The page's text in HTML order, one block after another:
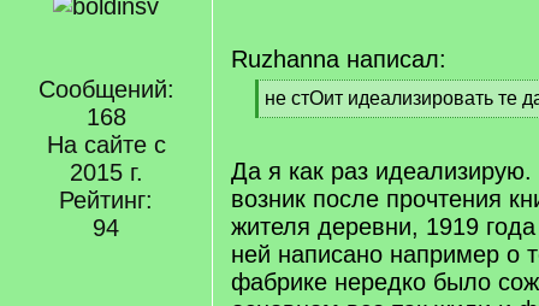
Сообщений:
168
На сайте с
2015 г.
Рейтинг:
94
Ruzhanna написал:
[
q
не стОит идеализировать те
[
q
]
Да я как раз
возник после прочтения
жителя деревни, 1919
ней написано например о
фабрике нередко было